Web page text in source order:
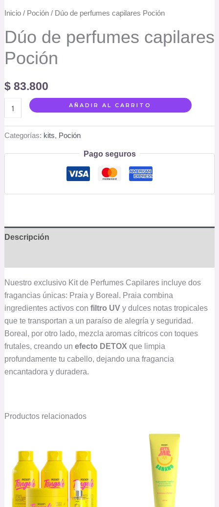
Inicio/ Poción/ Dúo de perfumes capilares Poción
Dúo de perfumes capilares
Poción
$83.800
AÑADIR AL CARRITO
Categorías: kits, Poción
Pago seguros
Descripción
Nuestro exclusivo Kit de Perfumes Capilares incluye dos
fragancias únicas: Praia y Boreal. Praia combina
ingredientes activos con filtro UVy dulces notas tropicales
que te transportan a un paraíso de alegría y seguridad.
Boreal, por otro lado, mezcla aromas cítricos con toques
frutales, creando un efecto DETOX que limpia
profundamente tu cabello, dejando una fragancia
encantadora y duradera.
Productos relacionados